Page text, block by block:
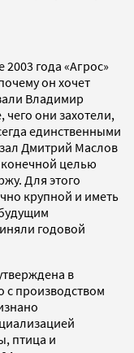
2003 года «Агрос»
он хочет
Владимир
они захотели,
единственными
Дмитрий Маслов
целью
Для этого
крупной и иметь
годовой
в
с производством
птица и